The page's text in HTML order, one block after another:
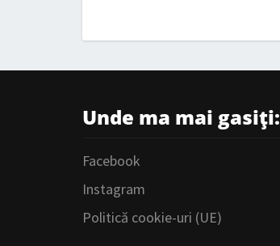
Unde ma mai gasiți:
Facebook
Instagram
Politică cookie-uri (UE)